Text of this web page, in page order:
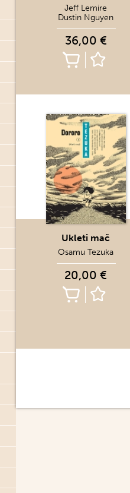
Jeff Lemire
Dustin Nguyen
36,00 €
Ukleti mač
Osamu Tezuka
20,00 €